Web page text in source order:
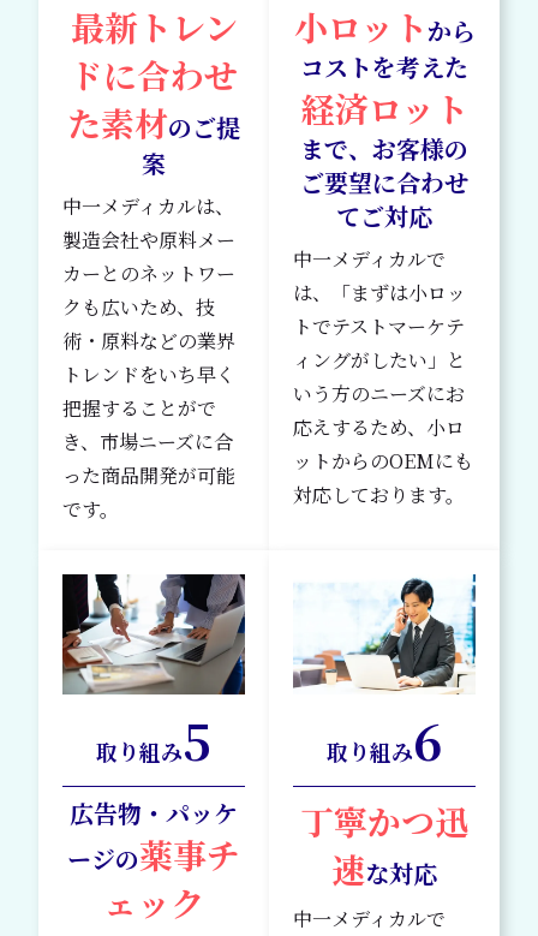
最新トレン
ドに合わせ
た素材のご提
案
中一メディカルは、
製造会社や原料メー
カーとのネットワー
クも広いため、技
術・原料などの業界
トレンドをいち早く
把握することがで
き、市場ニーズに合
った商品開発が可能
です。
小ロット から
コストを考えた
経済ロット
まで、お客様の
ご要望に合わせ
てご対応
中一メディカルで
は、「まずは小ロッ
トでテストマーケテ
ィングがしたい」と
いう方のニーズにお
応えするため、小ロ
ットからのOEMにも
対応しております。
取り組み5
広告物・パッケ
ージの薬事チ
ェック
取り組み6
丁寧かつ迅
速な対応
中一メディカルで